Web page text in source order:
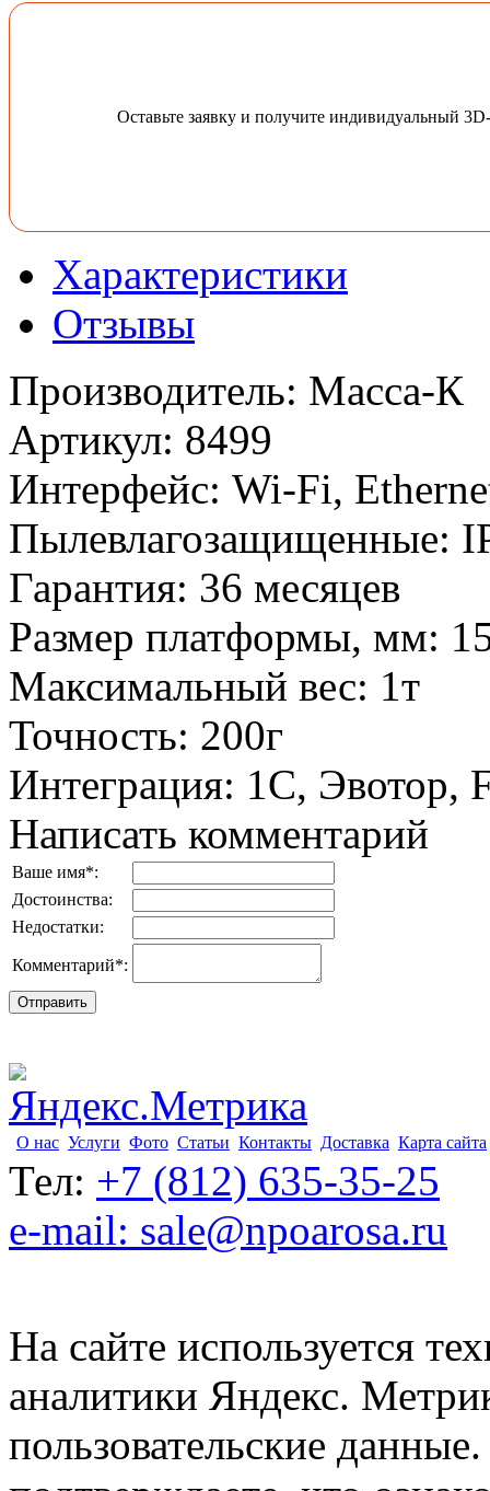
Оставьте заявку и получите индивидуальный
Характеристики
Отзывы
Производитель: Масса-К
Артикул: 8499
Интерфейс: Wi-Fi,
Пылевлагозащищенные:
Гарантия: 36 месяцев
Размер платформы, мм:
Максимальный вес: 1т
Точность: 200г
Интеграция: 1С,
Написать комментарий
Ваше имя*:
Достоинства:
Недостатки:
Комментарий*:
О нас Услуги Фото Статьи Контакты Доставка Карта сайта
Тел: +7 (812) 635-35-25
e-mail: sale@npoarosa.ru
На сайте используется
аналитики Яндекс.
пользовательские